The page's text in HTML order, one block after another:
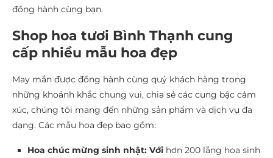
đồng hành cùng bạn.
Shop hoa tươi Bình Thạnh cung
cấp nhiều mẫu hoa đẹp
May mắn được đồng hành cùng quý khách hàng trong
những khoảnh khắc chung vui, chia sẻ các cung bậc cảm
xúc, chúng tôi mang đến những sản phẩm và dịch vụ đa
dạng. Các mẫu hoa đẹp bao gồm:
Hoa chúc mừng sinh nhật: Với hơn 200 lẵng hoa sinh